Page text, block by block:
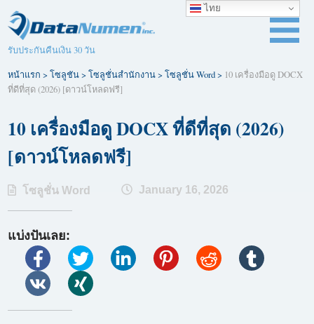
รับประกันคืนเงิน 30 วัน
หน้าแรก >โซลูชัน>โซลูชั่นสำนักงาน>โซลูชั่น Word> 10 เครื่องมือดู DOCX
ที่ดีที่สุด (2026) [ดาวน์โหลดฟรี]
10 เครื่องมือดู DOCX ที่ดีที่สุด (2026)
[ดาวน์โหลดฟรี]
โซลูชั่น Word January 16, 2026
แบ่งปันเลย:
ไทย